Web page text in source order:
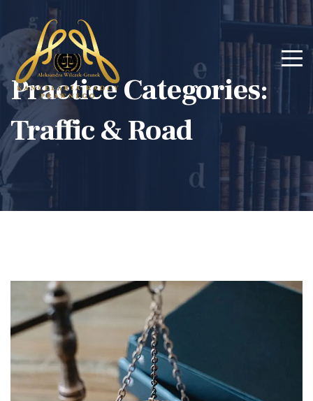
Practice Categories:
Traffic & Road